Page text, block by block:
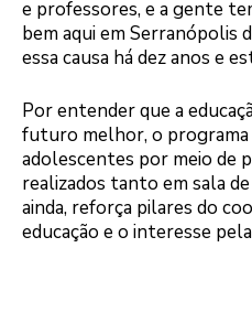
e professores, e a gente
bem aqui em Serranópolis
essa causa há dez anos e
Por entender que a
futuro melhor, o programa
adolescentes por meio de
realizados tanto em sala
ainda, reforça pilares do
educação e o interesse